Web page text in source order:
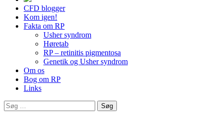
CFD blogger
Kom igen!
Fakta om RP
Usher syndrom
Høretab
RP – retinitis pigmentosa
Genetik og Usher syndrom
Om os
Bog om RP
Links
Søg
efter: